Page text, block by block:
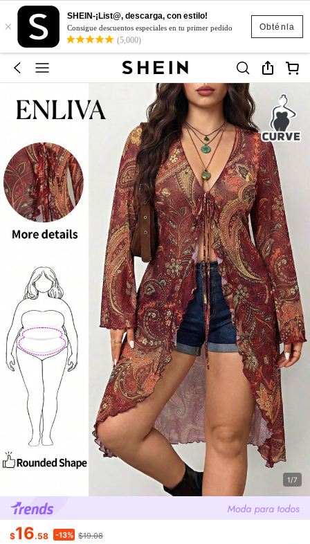
Obténla
×
SHEIN-¡List@, descarga, con estilo!
Consigue descuentos especiales en tu primer pedido
(5,000)
1/7
$16.58 -13% $19.08